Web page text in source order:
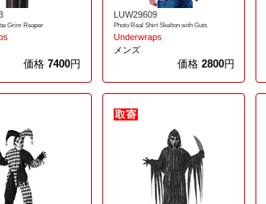
Grim Reaper
価格7400円
LUW29609
Photo Real Shirt Skelton with Guts
Underwraps
メンズ
価格 2800円